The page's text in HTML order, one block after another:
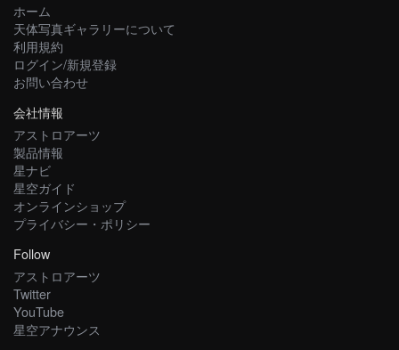
ホーム
天体写真ギャラリーについて
利用規約
ログイン/新規登録
お問い合わせ
会社情報
アストロアーツ
製品情報
星ナビ
星空ガイド
オンラインショップ
プライバシー・ポリシー
Follow
アストロアーツ
Twitter
YouTube
星空アナウンス